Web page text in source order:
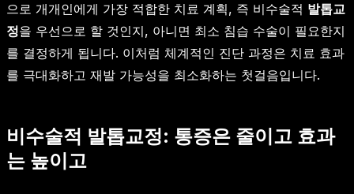
으로 개개인에게 가장 적합한 치료 계획, 즉 비수술적 발톱교
정을 우선으로 할 것인지, 아니면 최소 침습 수술이 필요한지
를 결정하게 됩니다. 이처럼 체계적인 진단 과정은 치료 효과
를 극대화하고 재발 가능성을 최소화하는 첫걸음입니다.
비수술적 발톱교정: 통증은 줄이고 효과
는 높이고